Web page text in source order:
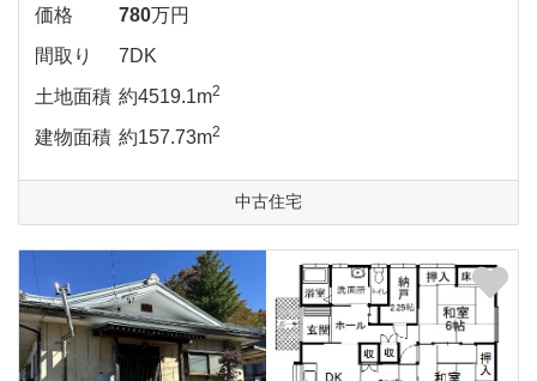
価格 780万円
間取り
7DK
土地面積 約4519.1m2
建物面積 約157.73m2
中古住宅